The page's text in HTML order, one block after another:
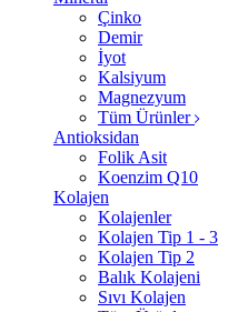
Çinko
Demir
İyot
Kalsiyum
Magnezyum
Tüm Ürünler
Antioksidan
Folik Asit
Koenzim Q10
Kolajen
Kolajenler
Kolajen Tip 1 - 3
Kolajen Tip 2
Balık Kolajeni
Sıvı Kolajen